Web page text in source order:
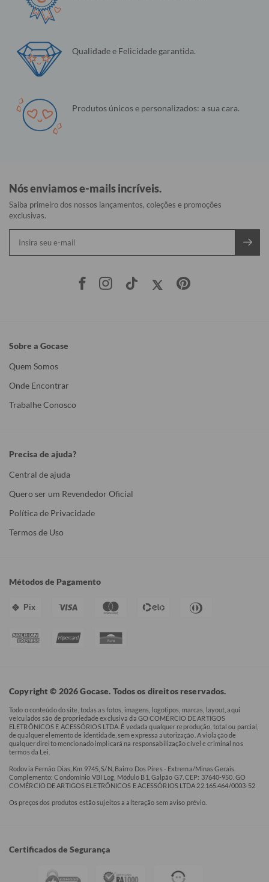
Qualidade e Felicidade garantida.
Produtos únicos e personalizados: a sua cara.
Nós enviamos e-mails incríveis.
Saiba primeiro dos nossos lançamentos, coleções e promoções
exclusivas.
Sobre a Gocase
Quem Somos
Onde Encontrar
Trabalhe Conosco
Precisa de ajuda?
Central de ajuda
Quero ser um Revendedor Oficial
Política de Privacidade
Termos de Uso
Métodos de Pagamento
Pix
Copyright © 2026 Gocase. Todos os direitos reservados.
Todo o conteúdo do site, todas as fotos, imagens, logotipos, marcas, layout, aqui
veículados são de propriedade exclusiva da GO COMÉRCIO DE ARTIGOS
ELETRÔNICOS E ACESSÓRIOS LTDA. É vedada qualquer reprodução, total ou parcial,
de qualquer elemento de identidade, sem expressa autorização. A violação de
qualquer direito mencionado implicará na responsabilização cível e criminal nos
termos da Lei.
Rodovia Fernão Dias, Km 9745, S/N, Bairro Dos Pires - Extrema/Minas Gerais.
Complemento: Condomínio VBI Log, Módulo B1, Galpão G7. CEP: 37640-950. GO
COMÉRCIO DE ARTIGOS ELETRÔNICOS E ACESSÓRIOS LTDA 22.165.464/0003-52
Os preços dos produtos estão sujeitos a alteração sem aviso prévio.
Certificados de Segurança